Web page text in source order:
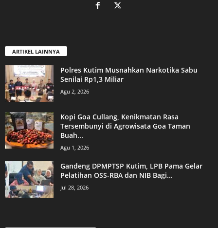
ARTIKEL LAINNYA
Polres Kutim Musnahkan Narkotika Sabu
Senilai Rp1,3 Miliar
Agu 2, 2026
Kopi Goa Cullang, Kenikmatan Rasa
Tersembunyi di Agrowisata Goa Taman
Buah...
Agu 1, 2026
Gandeng DPMPTSP Kutim, LPB Pama Gelar
Pelatihan OSS-RBA dan NIB Bagi...
Jul 28, 2026